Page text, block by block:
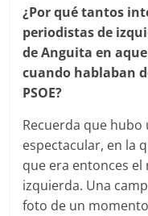
¿Por qué tantos
periodistas de
de Anguita en
cuando hablaban
PSOE?
Recuerda que
espectacular, en la
que era entonces
izquierda. Una
foto de un